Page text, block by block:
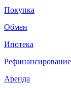
Покупка
Обмен
Ипотека
Аренда